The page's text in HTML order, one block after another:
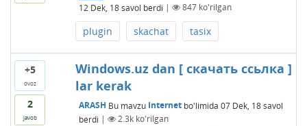
12 Dek, 18 savol berdi | 847ko'rilgan
plugin skachat tasix
+5
ovoz
2
javob
Windows.uz dan [ скачать ссьлка ]
lar kerak
ARASH Bu mavzu Internetbo'limida 07 Dek, 18 savol
berdi | 2.3kko'rilgan